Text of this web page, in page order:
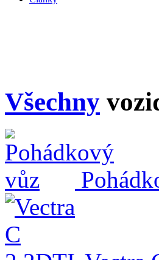
Všechny